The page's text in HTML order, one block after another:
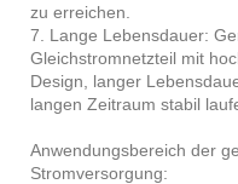
zu erreichen.
7. Lange Lebensdauer:
Gleichstromnetzteil mit
Design, langer
langen Zeitraum stabil
Anwendungsbereich der
Stromversorgung: